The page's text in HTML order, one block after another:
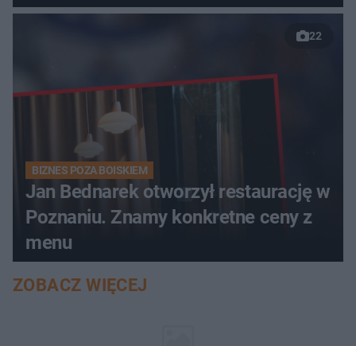
22
BIZNES POZA BOISKIEM
Jan Bednarek otworzył restaurację w
Poznaniu. Znamy konkretne ceny z
menu
ZOBACZ WIĘCEJ